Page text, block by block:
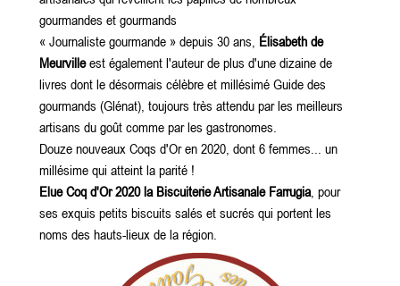
gourmandes et gourmands
« Journaliste gourmande » depuis 30 ans, Élisabeth de
Meurvilleest également l'auteur de plus d'une dizaine de
livres dont le désormais célèbre et millésimé Guide des
gourmands (Glénat), toujours très attendu par les meilleurs
artisans du goût comme par les gastronomes.
Douze nouveaux Coqs d'Or en 2020, dont 6 femmes... un
millésime qui atteint la parité !
Elue Coq d'Or 2020 la Biscuiterie Artisanale Farrugia , pour
ses exquis petits biscuits salés et sucrés qui portent les
noms des hauts-lieux de la région.